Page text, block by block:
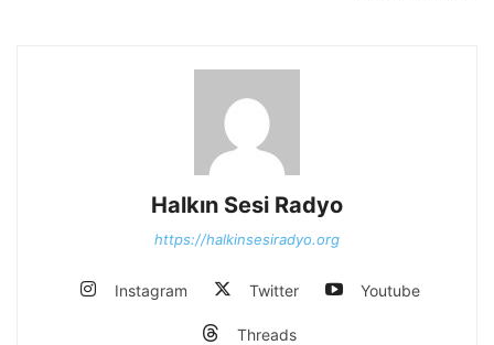
Halkın Sesi Radyo
https://halkinsesiradyo.org
Instagram Twitter Youtube
Threads